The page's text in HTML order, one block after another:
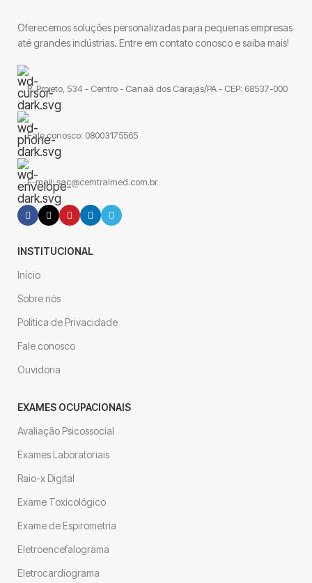
Oferecemos soluções personalizadas para pequenas empresas
até grandes indústrias. Entre em contato conosco e saiba mais!
R. Projeto, 534 - Centro - Canaã dos Carajás/PA - CEP: 68537-000
Fale conosco: 08003175565
E-mail: sac@cemtralmed.com.br
INSTITUCIONAL
Início
Sobre nós
Politica de Privacidade
Fale conosco
Ouvidoria
EXAMES OCUPACIONAIS
Avaliação Psicossocial
Exames Laboratoriais
Raio-x Digital
Exame Toxicológico
Exame de Espirometria
Eletroencefalograma
Eletrocardiograma